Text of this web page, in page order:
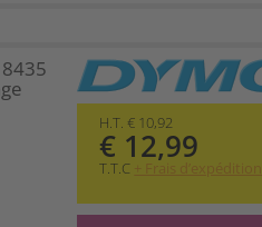
H.T. € 10,92
€ 12,99
T.T.C + Frais d’expédition